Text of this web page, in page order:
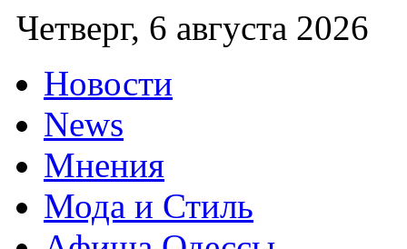
Новости
News
Мнения
Мода и Стиль